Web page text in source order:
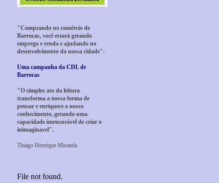
"Comprando no comércio de
Barrocas, você estará gerando
emprego e renda e ajudando no
desenvolvimento da nossa cidade".
Uma campanha da CDL de
Barrocas
"O simples ato da leitura
transforma a nossa forma de
pensar e enriquece o nosso
conhecimento, gerando uma
capacidade imensurável de criar o
inimaginavel".
Thiago Henrique Miranda